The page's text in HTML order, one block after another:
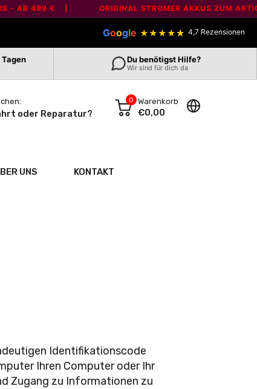
499 € | ORIGINAL STROMER AKKUS ZUM
Google ★★★★★ 4,7 Rezensionen
Du benötigst Hilfe?
Wir sind für dich da
oder Reparatur?
0 Warenkorb
€0,00
UNS KONTAKT
Identifikationscode
Ihren Computer oder Ihr
Zugang zu Informationen zu